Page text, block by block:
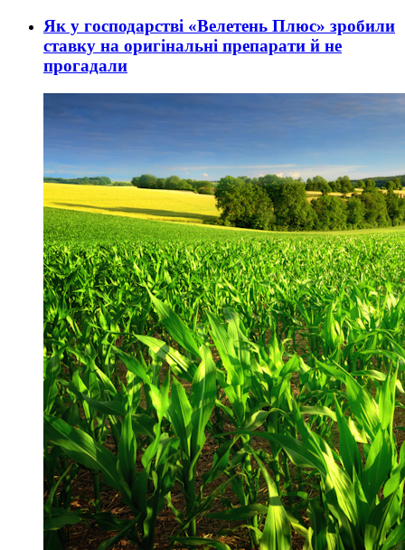
Як у господарстві «Велетень Плюс» зробили
ставку на оригінальні препарати й не
прогадали